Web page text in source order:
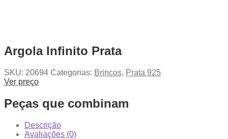
Argola Infinito Prata
SKU: 20694 Categorias: Brincos, Prata 925
Ver preço
Peças que combinam
Descrição
Avaliações (0)